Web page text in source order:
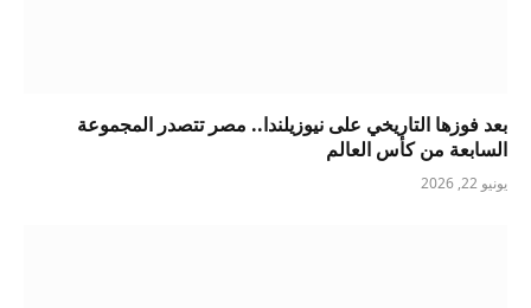
بعد فوزها التاريخي على نيوزيلندا.. مصر تتصدر المجموعة
السابعة من كأس العالم
يونيو 22, 2026